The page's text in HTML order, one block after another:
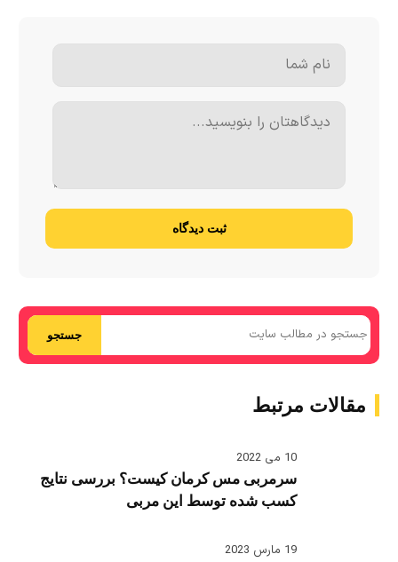
ثبت دیدگاه
جستجو
مقالات مرتبط
10 می 2022
سرمربی مس کرمان کیست؟ بررسی نتایج
کسب شده توسط این مربی
19 مارس 2023